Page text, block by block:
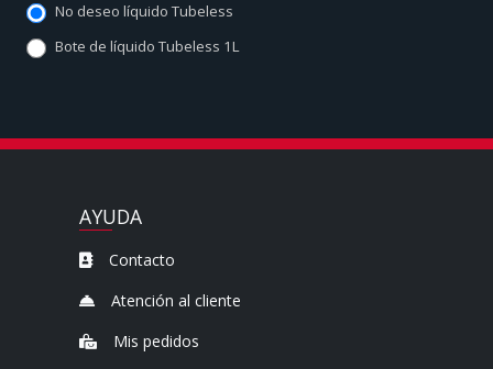
No deseo líquido Tubeless
Bote de líquido Tubeless 1L
AYUDA
Contacto
Atención al cliente
Mis pedidos